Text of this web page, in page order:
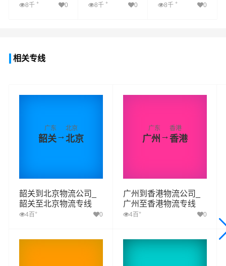
8千 + 0 8千+ 0 8千 + 0
相关专线
广东
韶关→
北京
北京
韶关到北京物流公司_
韶关至北京物流专线
4百 + 0
广东
广州 →
香港
香港
广州到香港物流公司_
广州至香港物流专线
4百 + 0